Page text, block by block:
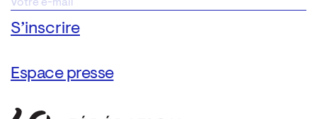
Espace presse